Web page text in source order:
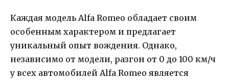
Каждая модель Alfa Romeo обладает своим
особенным характером и предлагает
уникальный опыт вождения. Однако,
независимо от модели, разгон от 0 до 100 км/ч
у всех автомобилей Alfa Romeo является